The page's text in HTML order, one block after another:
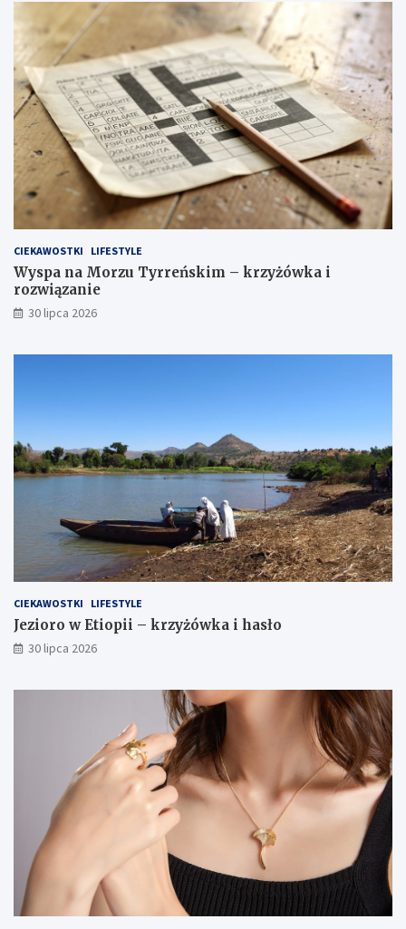
CIEKAWOSTKI LIFESTYLE
Wyspa na Morzu Tyrreńskim – krzyżówka i
rozwiązanie
30 lipca 2026
CIEKAWOSTKI LIFESTYLE
Jezioro w Etiopii – krzyżówka i hasło
30 lipca 2026